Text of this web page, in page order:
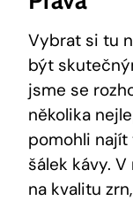
Vybrat si tu
být
jsme se
několika
pomohli najít
šálek kávy.
na kvalitu